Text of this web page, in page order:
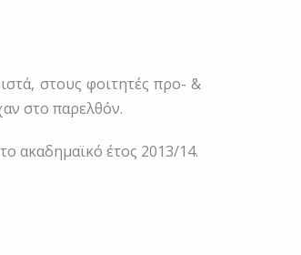
στους φοιτητές προ- &
στο παρελθόν.
ακαδημαϊκό έτος 2013/14.